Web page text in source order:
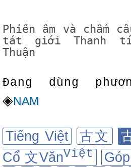
Phiên âm và chấm
tát giới Thanh tín
Thuận
Đang dùng
◈NAM
Tiếng Việt 古文
Cổ 文VănViệt